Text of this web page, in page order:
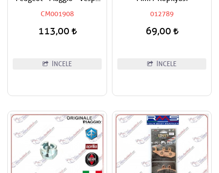
Kelepçesi
CM001908
113,00
İNCELE
012789
69,00
İNCELE